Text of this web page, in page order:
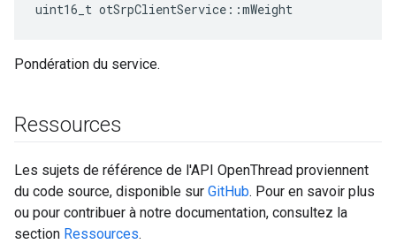
uint16_t otSrpClientService ::mWeight
Pondération du service.
Ressources
Les sujets de référence de l'API OpenThread proviennent
du code source, disponible sur GitHub. Pour en savoir plus
ou pour contribuer à notre documentation, consultez la
section Ressources.